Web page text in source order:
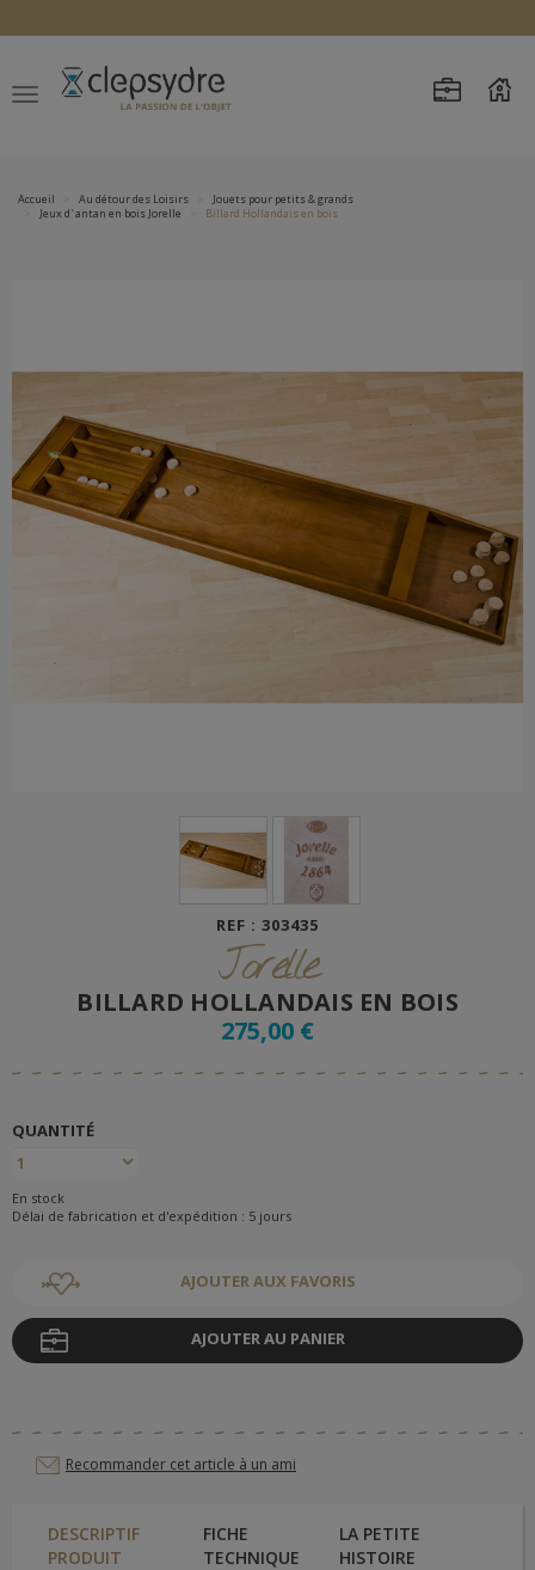
Accueil Au détour des Loisirs
Jouets pour petits & grands
Jeux d' antan en bois Jorelle
Billard Hollandais en bois
REF : 303435
Jorelle
BILLARD HOLLANDAIS EN BOIS
275,00 €
QUANTITÉ
En stock
Délai de fabrication et d'expédition : 5 jours
AJOUTER AUX FAVORIS
AJOUTER AU PANIER
Recommander cet article à un ami
DESCRIPTIF
PRODUIT
FICHE
TECHNIQUE
LA PETITE
HISTOIRE